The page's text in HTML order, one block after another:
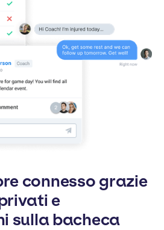
connesso grazie
e
sulla bacheca